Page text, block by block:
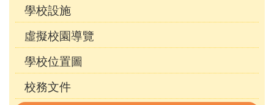
學校設施
虛擬校園導覽
學校位置圖
校務文件